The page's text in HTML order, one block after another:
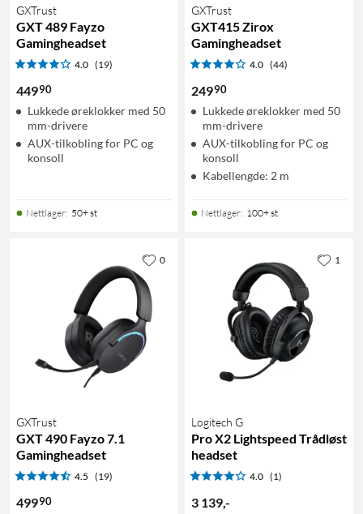
GXTrust
GXT 489 Fayzo
Gamingheadset
4.0 (19)
44990
Lukkede øreklokker med 50
mm-drivere
AUX-tilkobling for PC og
konsoll
Nettlager: 50+ st
GXTrust
GXT415 Zirox
Gamingheadset
4.0 (44)
24990
Lukkede øreklokker med 50
mm-drivere
AUX-tilkobling for PC og
konsoll
Kabellengde: 2 m
Nettlager: 100+ st
GXTrust
GXT 490 Fayzo 7.1
Gamingheadset
4.5 (19)
49990
0
Logitech G
Pro X2 Lightspeed Trådløst
headset
4.0 (1)
3 139,-
1